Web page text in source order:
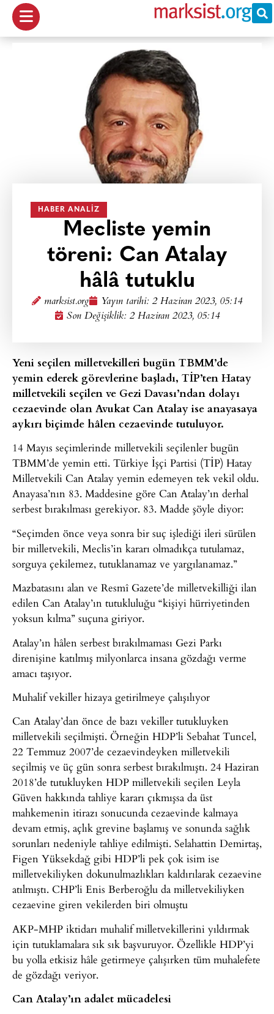
HABER ANALIZ
Mecliste yemin
töreni: Can Atalay
hâlâ tutuklu
marksist.org Yayın tarihi: 2 Haziran 2023, 05:14
Son Değişiklik: 2 Haziran 2023, 05:14
Yeni seçilen milletvekilleri bugün TBMM’de
yemin ederek görevlerine başladı, TİP’ten Hatay
milletvekili seçilen ve Gezi Davası’ndan dolayı
cezaevinde olan Avukat Can Atalay ise anayasaya
aykırı biçimde hâlen cezaevinde tutuluyor.
14 Mayıs seçimlerinde milletvekili seçilenler bugün
TBMM’de yemin etti. Türkiye İşçi Partisi (TİP) Hatay
Milletvekili Can Atalay yemin edemeyen tek vekil oldu.
Anayasa’nın 83. Maddesine göre Can Atalay’ın derhal
serbest bırakılması gerekiyor. 83. Madde şöyle diyor:
“Seçimden önce veya sonra bir suç işlediği ileri sürülen
bir milletvekili, Meclis’in kararı olmadıkça tutulamaz,
sorguya çekilemez, tutuklanamaz ve yargılanamaz.”
Mazbatasını alan ve Resmî Gazete’de milletvekilliği ilan
edilen Can Atalay’ın tutukluluğu “kişiyi hürriyetinden
yoksun kılma” suçuna giriyor.
Atalay’ın hâlen serbest bırakılmaması Gezi Parkı
direnişine katılmış milyonlarca insana gözdağı verme
amacı taşıyor.
Muhalif vekiller hizaya getirilmeye çalışılıyor
Can Atalay’dan önce de bazı vekiller tutukluyken
milletvekili seçilmişti. Örneğin HDP’li Sebahat Tuncel,
22 Temmuz 2007’de cezaevindeyken milletvekili
seçilmiş ve üç gün sonra serbest bırakılmıştı. 24 Haziran
2018’de tutukluyken HDP milletvekili seçilen Leyla
Güven hakkında tahliye kararı çıkmışsa da üst
mahkemenin itirazı sonucunda cezaevinde kalmaya
devam etmiş, açlık grevine başlamış ve sonunda sağlık
sorunları nedeniyle tahliye edilmişti. Selahattin Demirtaş,
Figen Yüksekdağ gibi HDP’li pek çok isim ise
milletvekiliyken dokunulmazlıkları kaldırılarak cezaevine
atılmıştı. CHP’li Enis Berberoğlu da milletvekiliyken
cezaevine giren vekilerden biri olmuştu
AKP-MHP iktidarı muhalif milletvekillerini yıldırmak
için tutuklamalara sık sık başvuruyor. Özellikle HDP’yi
bu yolla etkisiz hâle getirmeye çalışırken tüm muhalefete
de gözdağı veriyor.
Can Atalay’ın adalet mücadelesi